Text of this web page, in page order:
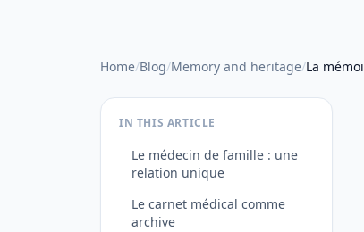
Home/Blog/Memory and heritage/
IN THIS ARTICLE
Le médecin de famille : une
relation unique
Le carnet médical comme
archive